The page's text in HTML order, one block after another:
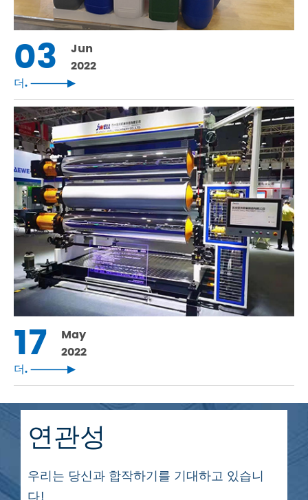
03
Jun
2022
더. 
17
May
2022
더. 
연관성
우리는 당신과 합작하기를 기대하고 있습니